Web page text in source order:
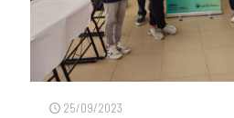
25/09/2023